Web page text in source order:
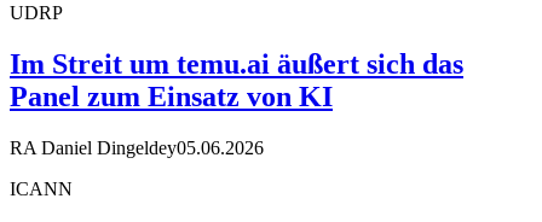
UDRP
Im Streit um temu.ai äußert sich das
Panel zum Einsatz von KI
RA Daniel Dingeldey05.06.2026
ICANN